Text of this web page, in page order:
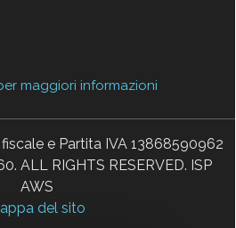
maggiori informazioni
e Partita IVA 13868590962
ALL RIGHTS RESERVED. ISP
AWS
del sito